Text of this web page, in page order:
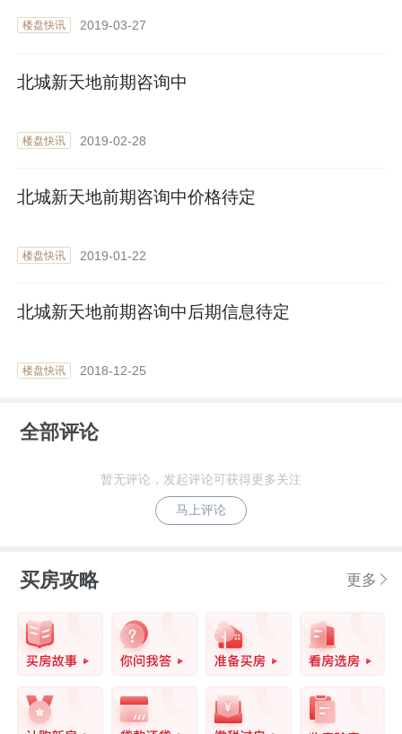
楼盘快讯 2019-03-27
北城新天地前期咨询中
楼盘快讯 2019-02-28
北城新天地前期咨询中价格待定
楼盘快讯 2019-01-22
北城新天地前期咨询中后期信息待定
楼盘快讯 2018-12-25
全部评论
暂无评论，发起评论可获得更多关注
马上评论
买房攻略 更多